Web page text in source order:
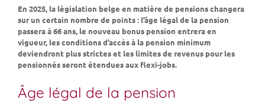
En 2025, la législation belge en matière de pensions changera
sur un certain nombre de points : l’âge légal de la pension
passera à 66 ans, le nouveau bonus pension entrera en
vigueur, les conditions d’accès à la pension minimum
deviendront plus strictes et les limites de revenus pour les
pensionnés seront étendues aux flexi-jobs.
Âge légal de la pension